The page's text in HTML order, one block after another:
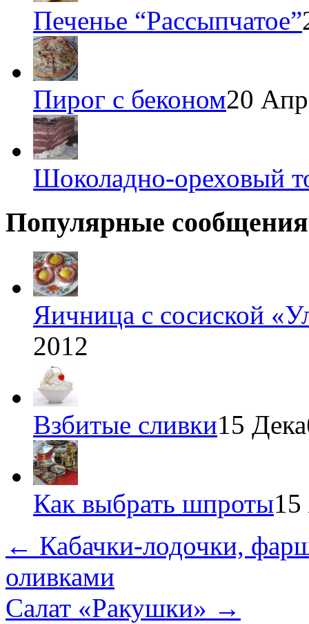
Печенье “Рассыпчатое”
Пирог с беконом20
Шоколадно-ореховый
Популярные сообщения
Яичница с сосиской
2012
Взбитые сливки15
Как выбрать шпроты15
← Кабачки-лодочки,
оливками
Салат «Ракушки» →